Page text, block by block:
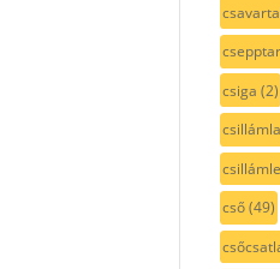
csiga (2)
cső(49)